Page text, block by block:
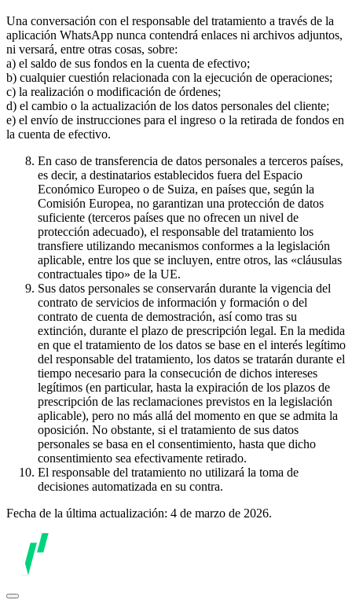
Una conversación con el responsable del tratamiento a través de la
aplicación WhatsApp nunca contendrá enlaces ni archivos adjuntos,
ni versará, entre otras cosas, sobre:
a) el saldo de sus fondos en la cuenta de efectivo;
b) cualquier cuestión relacionada con la ejecución de operaciones;
c) la realización o modificación de órdenes;
d) el cambio o la actualización de los datos personales del cliente;
e) el envío de instrucciones para el ingreso o la retirada de fondos en
la cuenta de efectivo.
En caso de transferencia de datos personales a terceros países,
es decir, a destinatarios establecidos fuera del Espacio
Económico Europeo o de Suiza, en países que, según la
Comisión Europea, no garantizan una protección de datos
suficiente (terceros países que no ofrecen un nivel de
protección adecuado), el responsable del tratamiento los
transfiere utilizando mecanismos conformes a la legislación
aplicable, entre los que se incluyen, entre otros, las «cláusulas
contractuales tipo» de la UE.
Sus datos personales se conservarán durante la vigencia del
contrato de servicios de información y formación o del
contrato de cuenta de demostración, así como tras su
extinción, durante el plazo de prescripción legal. En la medida
en que el tratamiento de los datos se base en el interés legítimo
del responsable del tratamiento, los datos se tratarán durante el
tiempo necesario para la consecución de dichos intereses
legítimos (en particular, hasta la expiración de los plazos de
prescripción de las reclamaciones previstos en la legislación
aplicable), pero no más allá del momento en que se admita la
oposición. No obstante, si el tratamiento de sus datos
personales se basa en el consentimiento, hasta que dicho
consentimiento sea efectivamente retirado.
El responsable del tratamiento no utilizará la toma de
decisiones automatizada en su contra.
Fecha de la última actualización: 4 de marzo de 2026.